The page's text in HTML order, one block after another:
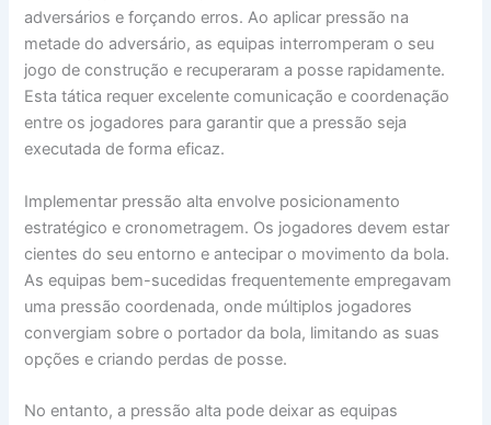
adversários e forçando erros. Ao aplicar pressão na
metade do adversário, as equipas interromperam o seu
jogo de construção e recuperaram a posse rapidamente.
Esta tática requer excelente comunicação e coordenação
entre os jogadores para garantir que a pressão seja
executada de forma eficaz.
Implementar pressão alta envolve posicionamento
estratégico e cronometragem. Os jogadores devem estar
cientes do seu entorno e antecipar o movimento da bola.
As equipas bem-sucedidas frequentemente empregavam
uma pressão coordenada, onde múltiplos jogadores
convergiam sobre o portador da bola, limitando as suas
opções e criando perdas de posse.
No entanto, a pressão alta pode deixar as equipas